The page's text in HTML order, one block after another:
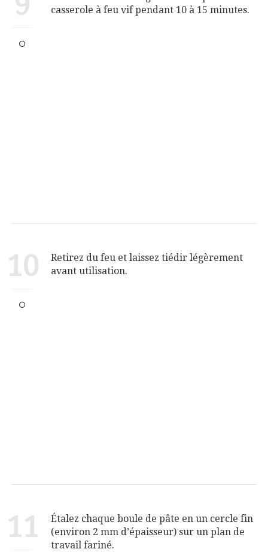
casserole à feu vif pendant 10 à 15 minutes.
10
Retirez du feu et laissez tiédir légèrement
avant utilisation.
11
Étalez chaque boule de pâte en un cercle fin
(environ 2 mm d’épaisseur) sur un plan de
travail fariné.